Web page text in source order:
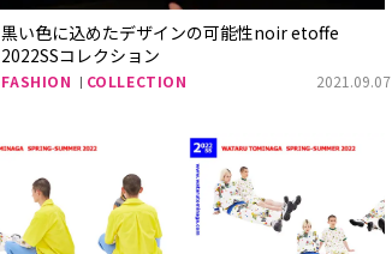
黒い色に込めたデザインの可能性noir etoffe
2022SSコレクション
FASHION COLLECTION 2021.09.07